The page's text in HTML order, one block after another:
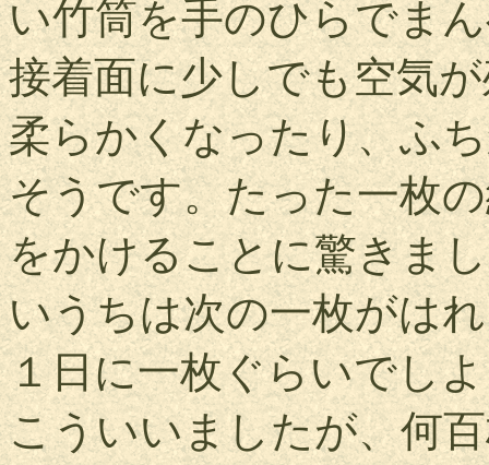
い竹筒を手のひらでま
接着面に少しでも空気
柔らかくなったり、ふ
そうです。たった一枚
をかけることに驚きま
いうちは次の一枚がは
１日に一枚ぐらいでし
こういいましたが、何